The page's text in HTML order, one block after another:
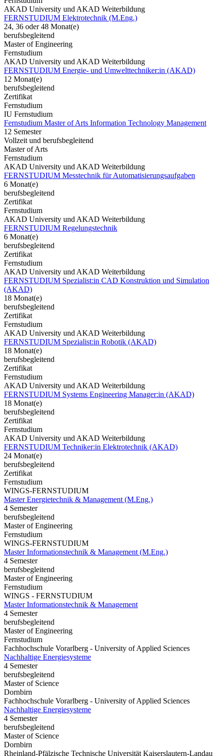
AKAD University und AKAD Weiterbildung
FERNSTUDIUM Elektrotechnik (M.Eng.)
24, 36 oder 48 Monat(e)
berufsbegleitend
Master of Engineering
Fernstudium
AKAD University und AKAD Weiterbildung
FERNSTUDIUM Energie- und Umwelttechniker:in (AKAD)
12 Monat(e)
berufsbegleitend
Zertifikat
Fernstudium
IU Fernstudium
Fernstudium Master of Arts Information Technology Management
12 Semester
Vollzeit und berufsbegleitend
Master of Arts
Fernstudium
AKAD University und AKAD Weiterbildung
FERNSTUDIUM Messtechnik für Automatisierungsaufgaben
6 Monat(e)
berufsbegleitend
Zertifikat
Fernstudium
AKAD University und AKAD Weiterbildung
FERNSTUDIUM Regelungstechnik
6 Monat(e)
berufsbegleitend
Zertifikat
Fernstudium
AKAD University und AKAD Weiterbildung
FERNSTUDIUM Spezialist:in CAD Konstruktion und Simulation
(AKAD)
18 Monat(e)
berufsbegleitend
Zertifikat
Fernstudium
AKAD University und AKAD Weiterbildung
FERNSTUDIUM Spezialist:in Robotik (AKAD)
18 Monat(e)
berufsbegleitend
Zertifikat
Fernstudium
AKAD University und AKAD Weiterbildung
FERNSTUDIUM Systems Engineering Manager:in (AKAD)
18 Monat(e)
berufsbegleitend
Zertifikat
Fernstudium
AKAD University und AKAD Weiterbildung
FERNSTUDIUM Techniker:in Elektrotechnik (AKAD)
24 Monat(e)
berufsbegleitend
Zertifikat
Fernstudium
WINGS-FERNSTUDIUM
Master Energietechnik & Management (M.Eng.)
4 Semester
berufsbegleitend
Master of Engineering
Fernstudium
WINGS-FERNSTUDIUM
Master Informationstechnik & Management (M.Eng.)
4 Semester
berufsbegleitend
Master of Engineering
Fernstudium
WINGS - FERNSTUDIUM
Master Informationstechnik & Management
4 Semester
berufsbegleitend
Master of Engineering
Fernstudium
Fachhochschule Vorarlberg - University of Applied Sciences
Nachhaltige Energiesysteme
4 Semester
berufsbegleitend
Master of Science
Dornbirn
Fachhochschule Vorarlberg - University of Applied Sciences
Nachhaltige Energiesysteme
4 Semester
berufsbegleitend
Master of Science
Dornbirn
Rheinland-Pfälzische Technische Universität Kaiserslautern-Landau